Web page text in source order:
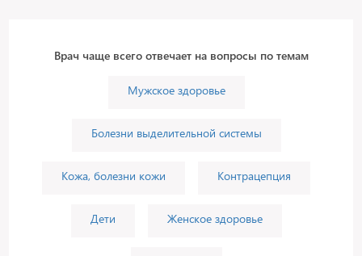
Врач чаще всего отвечает на вопросы по темам
Мужское здоровье
Болезни выделительной системы
Кожа, болезни кожи Контрацепция
Дети Женское здоровье